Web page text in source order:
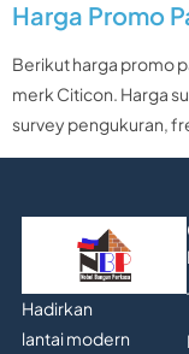
Harga Promo
Berikut harga promo
merk Citicon. Harga
survey pengukuran,
Hadirkan
lantai modern